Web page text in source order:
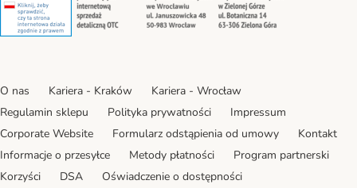
O nas Kariera - Kraków
Kariera - Wrocław
Regulamin sklepu
Polityka prywatności
Impressum
Corporate Website
Formularz odstąpienia od umowy
Kontakt
Informacje o przesyłce
Metody płatności
Program partnerski
Korzyści
DSA Oświadczenie o dostępności